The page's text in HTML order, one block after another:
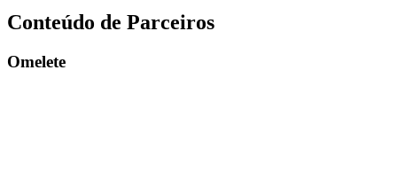
Conteúdo de Parceiros
Omelete